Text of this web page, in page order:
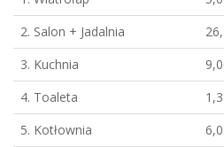
2. Salon + Jadalnia
3. Kuchnia
4. Toaleta
5. Kotłownia